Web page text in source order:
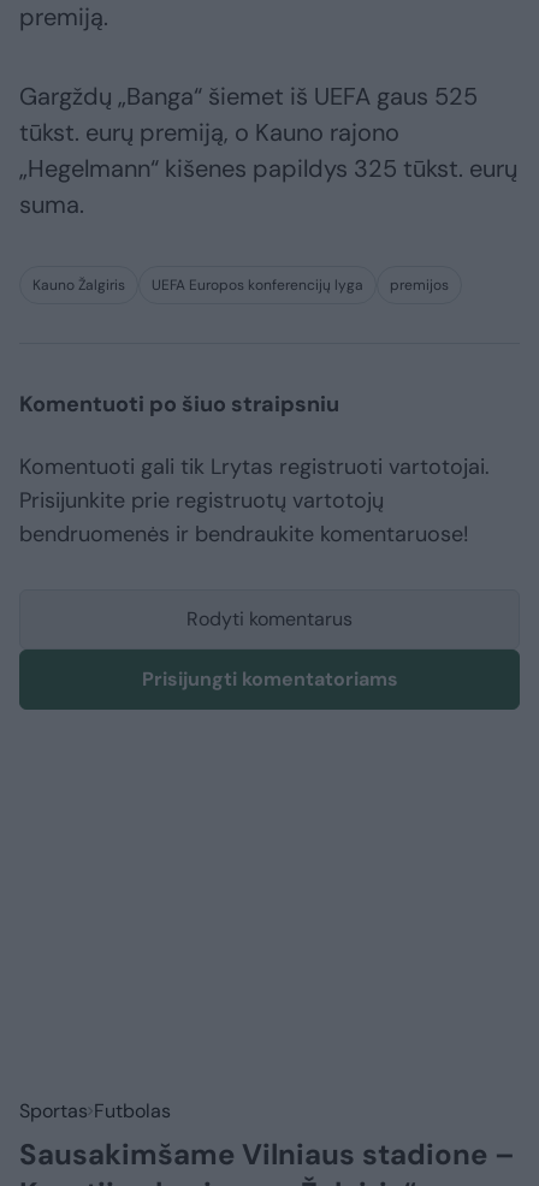
premiją.
Gargždų „Banga“ šiemet iš UEFA gaus 525
tūkst. eurų premiją, o Kauno rajono
„Hegelmann“ kišenes papildys 325 tūkst. eurų
suma.
Kauno Žalgiris UEFA Europos konferencijų lyga premijos
Komentuoti po šiuo straipsniu
Komentuoti gali tik Lrytas registruoti vartotojai.
Prisijunkite prie registruotų vartotojų
bendruomenės ir bendraukite komentaruose!
Rodyti komentarus
Prisijungti komentatoriams
Sportas Futbolas
Sausakimšame Vilniaus stadione –